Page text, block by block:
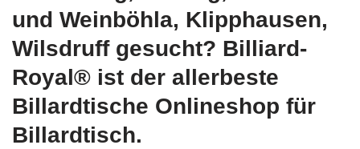
und Weinböhla, Klipphausen,
Wilsdruff gesucht? Billiard-
Royal® ist der allerbeste
Billardtische Onlineshop für
Billardtisch.